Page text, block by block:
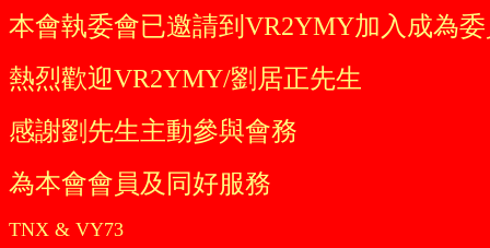
本會執委會已邀請到VR2YMY加入成為
熱烈歡迎VR2YMY/劉居正先生
感謝劉先生主動參與會務
為本會會員及同好服務
TNX & VY73